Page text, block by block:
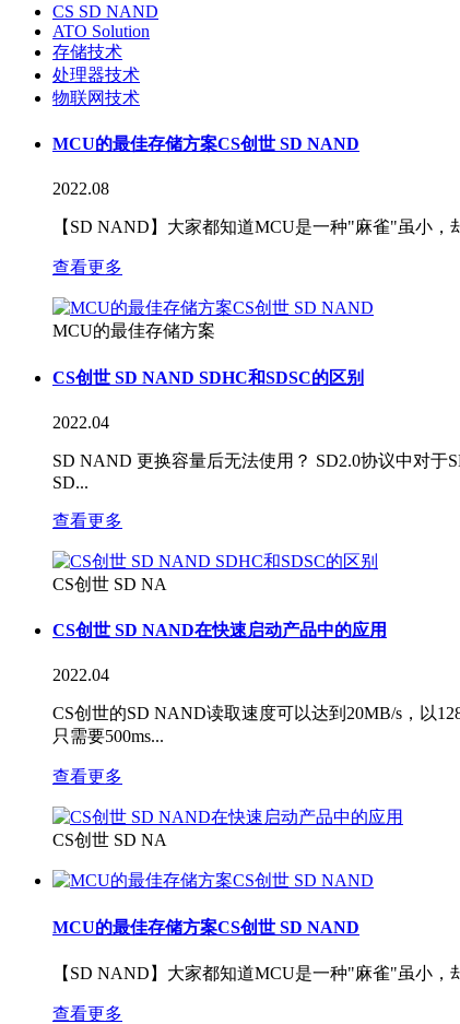
CS SD NAND
ATO Solution
存储技术
处理器技术
物联网技术
MCU的最佳存储方案CS创世 SD NAND
2022.08
【SD NAND】大家都知道MCU是一种"麻雀"虽小
查看更多
MCU的最佳存储方案
CS创世 SD NAND SDHC和SDSC的区别
2022.04
SD NAND 更换容量后无法使用？ SD2.0协议中对于
SD...
查看更多
CS创世 SD NA
CS创世 SD NAND在快速启动产品中的应用
2022.04
CS创世的SD NAND读取速度可以达到20MB/s，以
只需要500ms...
查看更多
CS创世 SD NA
MCU的最佳存储方案CS创世 SD NAND
【SD NAND】大家都知道MCU是一种"麻雀"虽小
查看更多